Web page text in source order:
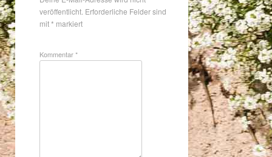
veröffentlicht. Erforderliche Felder sind
mit* markiert
Kommentar*